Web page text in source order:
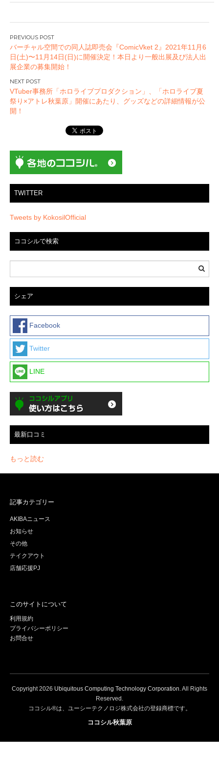
投
稿
ナ
ビ
ゲ
ー
シ
バーチャル空間での同人誌即売会『ComicVket 2』2021年11月6
日(土)〜11月14日(日)に開催決定！本日より一般出展及び法人出
展企業の募集開始！
VTuber事務所「ホロライブプロダクション」、「ホロライブ夏
祭り×アトレ秋葉原」開催にあたり、グッズなどの詳細情報が公
開！
TWITTER
Tweets by KokosilOfficial
ココシルで検索
シェア
Facebook
Twitter
LINE
最新口コミ
もっと読む
記事カテゴリー
AKIBAニュース
お知らせ
その他
テイクアウト
店舗応援PJ
このサイトについて
利用規約
プライバシーポリシー
お問合せ
Copyright2026 Ubiquitous Computing Technology Corporation. All Rights
Reserved.
ココシル®は、ユーシーテクノロジ株式会社の登録商標です。
ココシル秋葉原